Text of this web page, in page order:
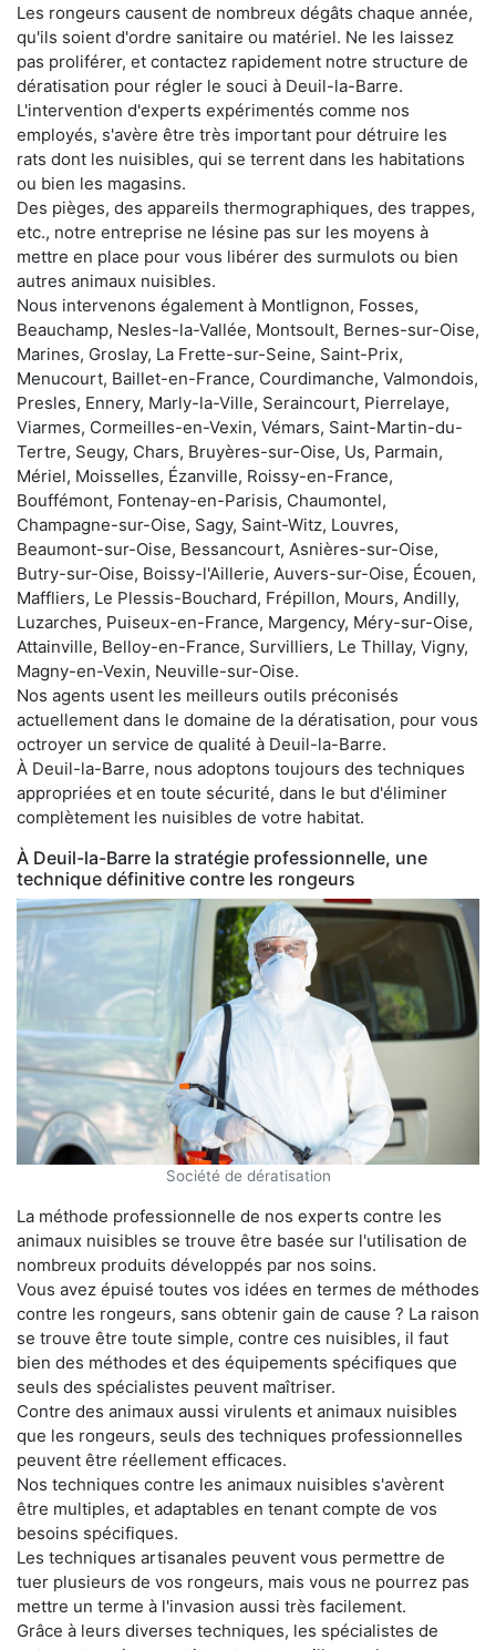
Les rongeurs causent de nombreux dégâts chaque année,
qu'ils soient d'ordre sanitaire ou matériel. Ne les laissez
pas proliférer, et contactez rapidement notre structure de
dératisation pour régler le souci à Deuil-la-Barre.
L'intervention d'experts expérimentés comme nos
employés, s'avère être très important pour détruire les
rats dont les nuisibles, qui se terrent dans les habitations
ou bien les magasins.
Des pièges, des appareils thermographiques, des trappes,
etc., notre entreprise ne lésine pas sur les moyens à
mettre en place pour vous libérer des surmulots ou bien
autres animaux nuisibles.
Nous intervenons également à Montlignon, Fosses,
Beauchamp, Nesles-la-Vallée, Montsoult, Bernes-sur-Oise,
Marines, Groslay, La Frette-sur-Seine, Saint-Prix,
Menucourt, Baillet-en-France, Courdimanche, Valmondois,
Presles, Ennery, Marly-la-Ville, Seraincourt, Pierrelaye,
Viarmes, Cormeilles-en-Vexin, Vémars, Saint-Martin-du-
Tertre, Seugy, Chars, Bruyères-sur-Oise, Us, Parmain,
Mériel, Moisselles, Ézanville, Roissy-en-France,
Bouffémont, Fontenay-en-Parisis, Chaumontel,
Champagne-sur-Oise, Sagy, Saint-Witz, Louvres,
Beaumont-sur-Oise, Bessancourt, Asnières-sur-Oise,
Butry-sur-Oise, Boissy-l'Aillerie, Auvers-sur-Oise, Écouen,
Maffliers, Le Plessis-Bouchard, Frépillon, Mours, Andilly,
Luzarches, Puiseux-en-France, Margency, Méry-sur-Oise,
Attainville, Belloy-en-France, Survilliers, Le Thillay, Vigny,
Magny-en-Vexin, Neuville-sur-Oise.
Nos agents usent les meilleurs outils préconisés
actuellement dans le domaine de la dératisation, pour vous
octroyer un service de qualité à Deuil-la-Barre.
À Deuil-la-Barre, nous adoptons toujours des techniques
appropriées et en toute sécurité, dans le but d'éliminer
complètement les nuisibles de votre habitat.
À Deuil-la-Barre la stratégie professionnelle, une
technique définitive contre les rongeurs
Société de dératisation
La méthode professionnelle de nos experts contre les
animaux nuisibles se trouve être basée sur l'utilisation de
nombreux produits développés par nos soins.
Vous avez épuisé toutes vos idées en termes de méthodes
contre les rongeurs, sans obtenir gain de cause ? La raison
se trouve être toute simple, contre ces nuisibles, il faut
bien des méthodes et des équipements spécifiques que
seuls des spécialistes peuvent maîtriser.
Contre des animaux aussi virulents et animaux nuisibles
que les rongeurs, seuls des techniques professionnelles
peuvent être réellement efficaces.
Nos techniques contre les animaux nuisibles s'avèrent
être multiples, et adaptables en tenant compte de vos
besoins spécifiques.
Les techniques artisanales peuvent vous permettre de
tuer plusieurs de vos rongeurs, mais vous ne pourrez pas
mettre un terme à l'invasion aussi très facilement.
Grâce à leurs diverses techniques, les spécialistes de